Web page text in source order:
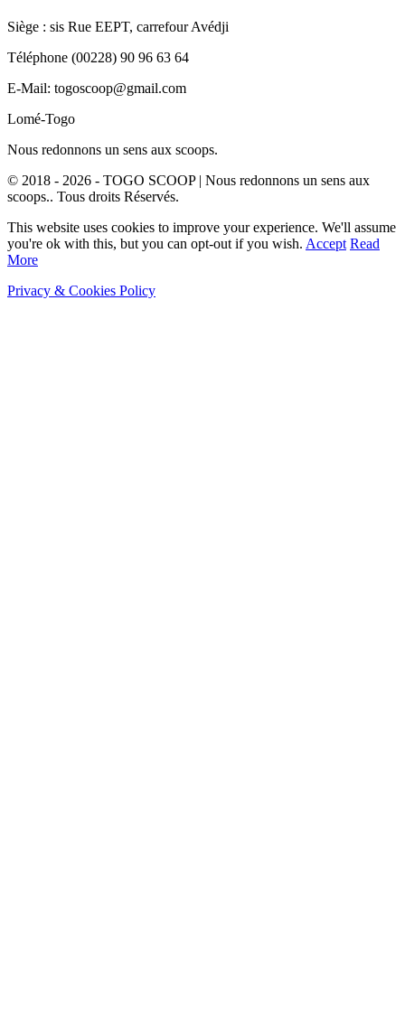
Siège : sis Rue EEPT, carrefour Avédji
Téléphone (00228) 90 96 63 64
E-Mail: togoscoop@gmail.com
Lomé-Togo
Nous redonnons un sens aux scoops.
© 2018 - 2026 - TOGO SCOOP | Nous redonnons un sens aux
scoops.. Tous droits Réservés.
This website uses cookies to improve your experience. We'll assume
you're ok with this, but you can opt-out if you wish. Accept Read
More
Privacy & Cookies Policy